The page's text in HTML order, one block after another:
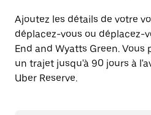
Ajoutez les détails de votre
déplacez-vous ou déplacez-
End and Wyatts Green.
un trajet jusqu'à 90 jours à
Uber Reserve.